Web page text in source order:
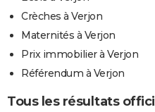
Crèches à Verjon
Maternités à Verjon
Prix immobilier à Verjon
Référendum à Verjon
Tous les résultats